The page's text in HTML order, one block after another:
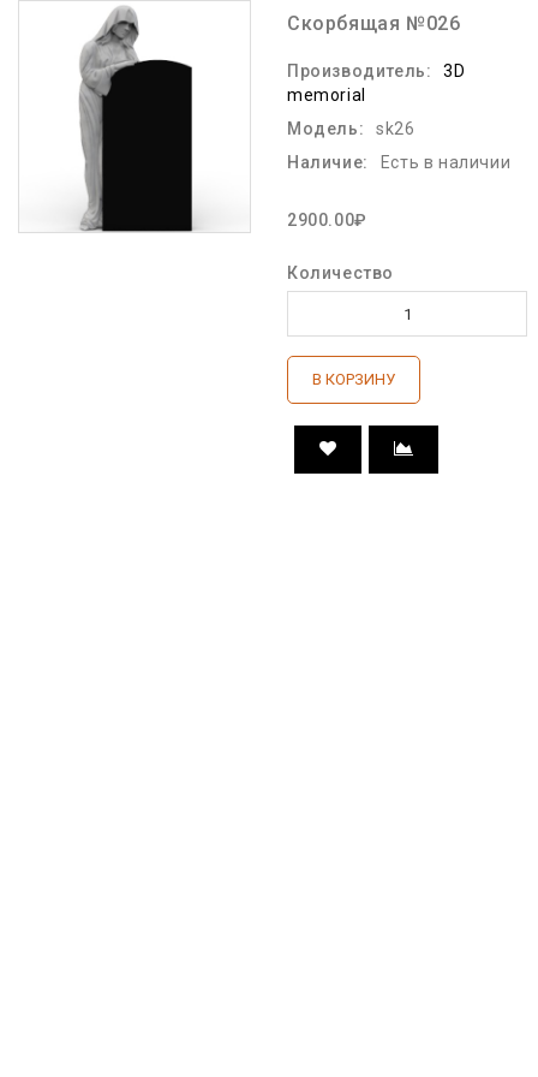
Скорбящая №026
Производитель:
3D
memorial
Модель:
sk26
Наличие:
Есть в наличии
2900.00₽
Количество
В КОРЗИНУ